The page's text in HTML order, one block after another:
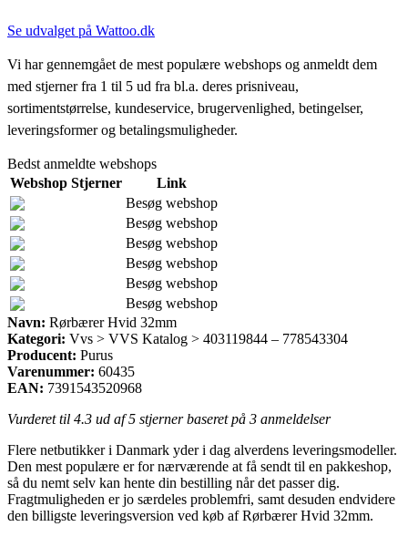
Se udvalget på Wattoo.dk
Vi har gennemgået de mest populære webshops og anmeldt dem
med stjerner fra 1 til 5 ud fra bl.a. deres prisniveau,
sortimentstørrelse, kundeservice, brugervenlighed, betingelser,
leveringsformer og betalingsmuligheder.
Bedst anmeldte webshops
Webshop Stjerner
Link
Besøg webshop
Besøg webshop
Besøg webshop
Besøg webshop
Besøg webshop
Besøg webshop
Navn: Rørbærer Hvid 32mm
Kategori: Vvs > VVS Katalog > 403119844 – 778543304
Producent: Purus
Varenummer: 60435
EAN: 7391543520968
Vurderet til 4.3 ud af 5 stjerner baseret på 3 anmeldelser
Flere netbutikker i Danmark yder i dag alverdens leveringsmodeller.
Den mest populære er for nærværende at få sendt til en pakkeshop,
så du nemt selv kan hente din bestilling når det passer dig.
Fragtmuligheden er jo særdeles problemfri, samt desuden endvidere
den billigste leveringsversion ved køb af Rørbærer Hvid 32mm.